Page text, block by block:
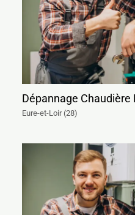
Dépannage
Eure-et-Loir (28)